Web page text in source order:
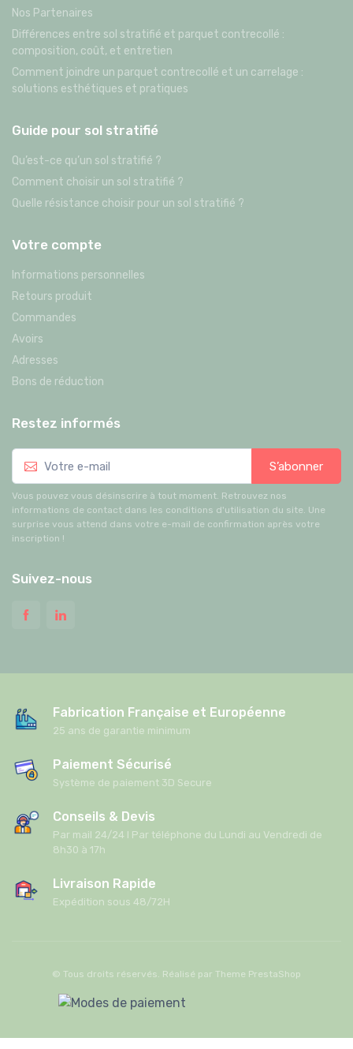
Nos Partenaires
Différences entre sol stratifié et parquet contrecollé :
composition, coût, et entretien
Comment joindre un parquet contrecollé et un carrelage :
solutions esthétiques et pratiques
Guide pour sol stratifié
Qu’est-ce qu’un sol stratifié ?
Comment choisir un sol stratifié ?
Quelle résistance choisir pour un sol stratifié ?
Votre compte
Informations personnelles
Retours produit
Commandes
Avoirs
Adresses
Bons de réduction
Restez informés
S’abonner
Vous pouvez vous désinscrire à tout moment. Retrouvez nos
informations de contact dans les conditions d'utilisation du site. Une
surprise vous attend dans votre e-mail de confirmation après votre
inscription !
Suivez-nous
Fabrication Française et Européenne
25 ans de garantie minimum
Paiement Sécurisé
Système de paiement 3D Secure
Conseils & Devis
Par mail 24/24 I Par téléphone du Lundi au Vendredi de
8h30 à 17h
Livraison Rapide
Expédition sous 48/72H
© Tous droits réservés. Réalisé par Theme PrestaShop